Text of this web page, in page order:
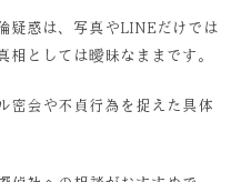
疑惑は、写真やLINEだけでは
相としては曖昧なままです。
密会や不貞行為を捉えた具体